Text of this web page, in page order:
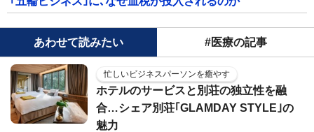
あわせて読みたい #医療の記事
忙しいビジネスパーソンを癒やす
ホテルのサービスと別荘の独立性を融
合…シェア別荘｢GLAMDAY STYLE｣の
魅力